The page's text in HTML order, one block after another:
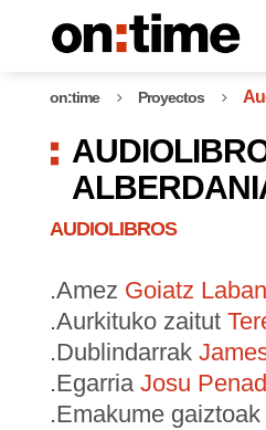
on:time 5 Proyectos 5
AUDIOLIBROS
.Amez Goiatz
.Aurkituko zaitut
.Dublindarrak
.Egarria Josu
.Emakume gaiztoak